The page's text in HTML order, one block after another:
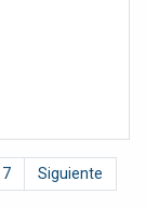
7 Siguiente